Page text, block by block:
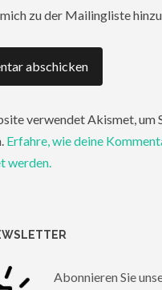
mich zu der Mailingliste
verwendet Akismet, um
Erfahre, wie deine
werden.
Abonnieren Sie